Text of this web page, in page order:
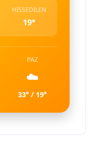
HISSEDILEN
19°
PAZ
☁️
33° / 19°